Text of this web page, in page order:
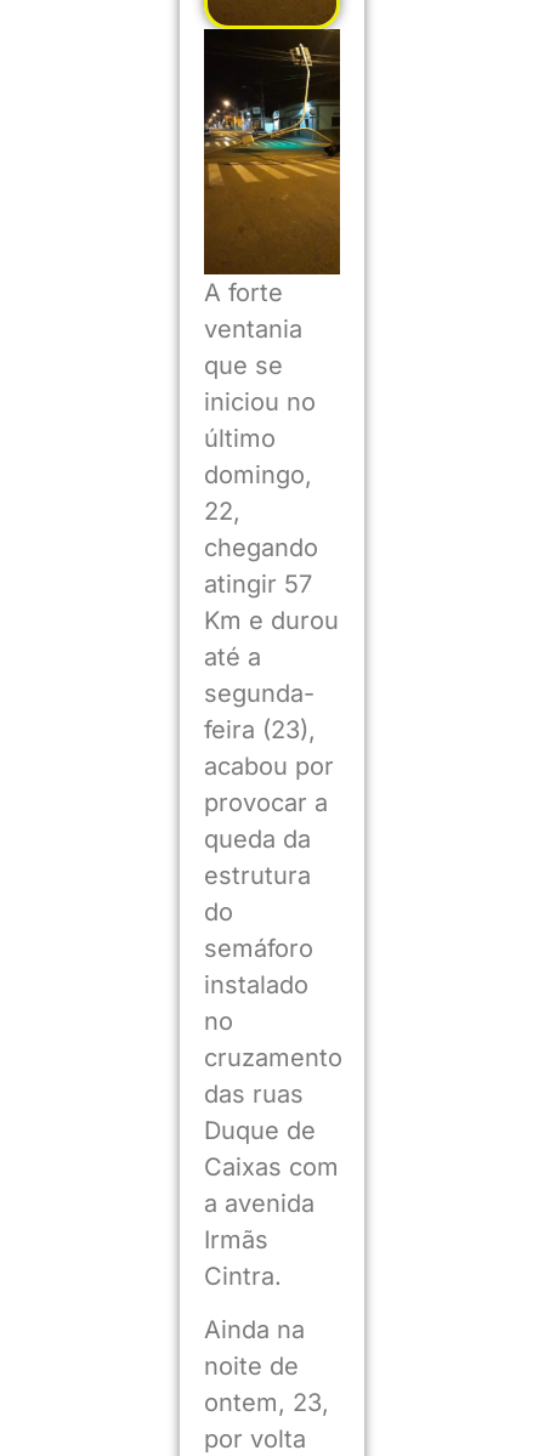
A forte
ventania
que se
iniciou no
último
domingo,
22,
chegando
atingir 57
Km e durou
até a
segunda-
feira (23),
acabou por
provocar a
queda da
estrutura
do
semáforo
instalado
no
cruzamento
das ruas
Duque de
Caixas com
a avenida
Irmãs
Cintra.
Ainda na
noite de
ontem, 23,
por volta